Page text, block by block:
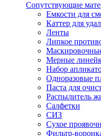
Сопутствующие
Емкости для
Каттер для
Ленты
Липкое
Мерные
Набор
Одноразовые
Паста для
Распылитель
Салфетки
СИЗ
Сухое
Фильтр-